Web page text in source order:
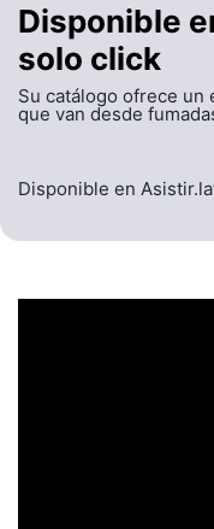
Disponible
solo click
Su catálogo ofrece
que van desde
Disponible en